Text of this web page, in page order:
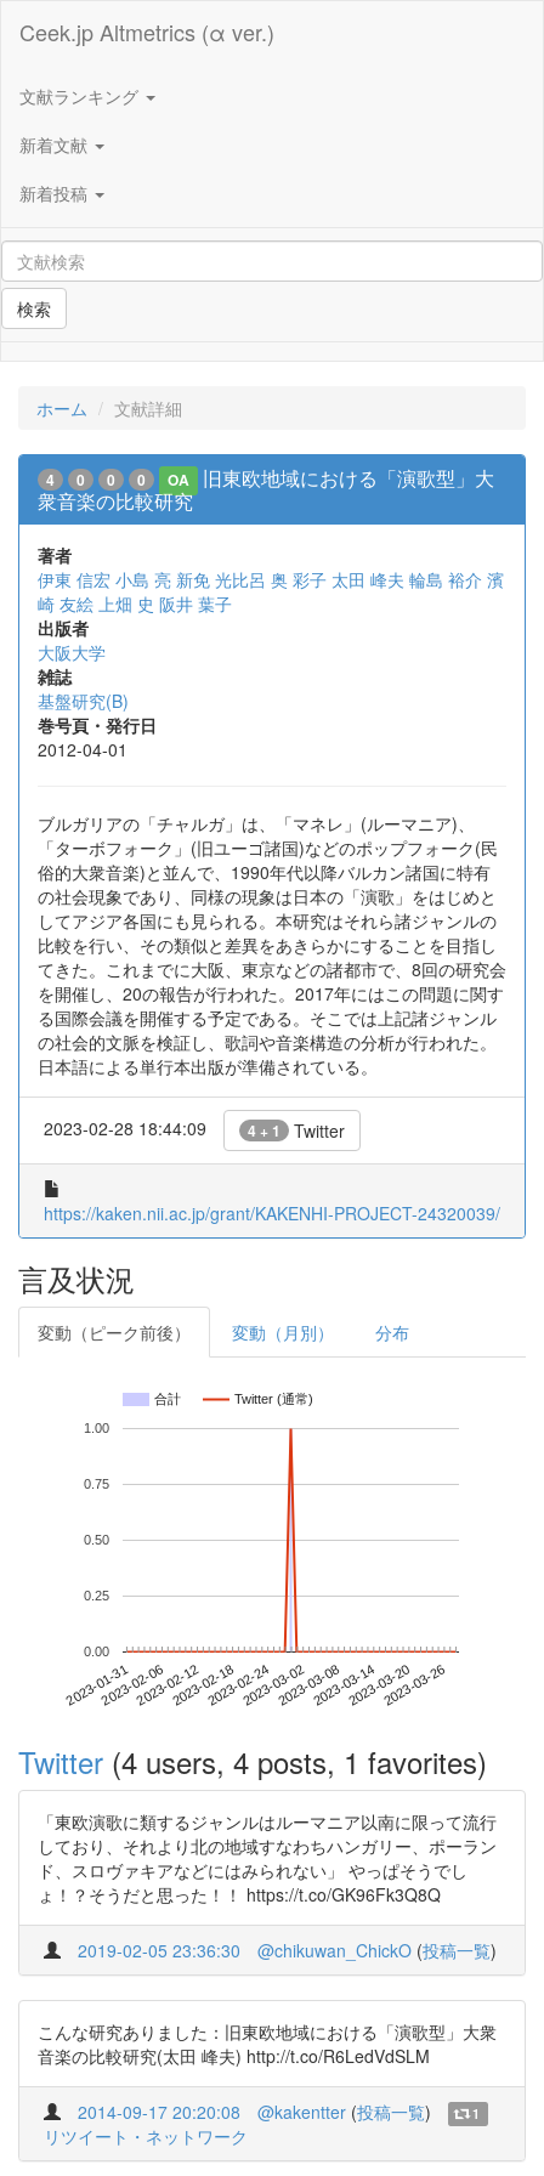
Ceek.jp Altmetrics (α ver.)
文献ランキング
新着文献
新着投稿
検索
ホーム 文献詳細
4 0 0 0 OA
旧東欧地域における「演歌型」大
衆音楽の比較研究
著者
伊東 信宏 小島 亮 新免 光比呂 奥 彩子 太田 峰夫 輪島 裕介 濱
崎 友絵 上畑 史 阪井 葉子
出版者
大阪大学
雑誌
基盤研究(B)
巻号頁・発行日
2012-04-01
ブルガリアの「チャルガ」は、「マネレ」(ルーマニア)、
「ターボフォーク」(旧ユーゴ諸国)などのポップフォーク(民
俗的大衆音楽)と並んで、1990年代以降バルカン諸国に特有
の社会現象であり、同様の現象は日本の「演歌」をはじめと
してアジア各国にも見られる。本研究はそれら諸ジャンルの
比較を行い、その類似と差異をあきらかにすることを目指し
てきた。これまでに大阪、東京などの諸都市で、8回の研究会
を開催し、20の報告が行われた。2017年にはこの問題に関す
る国際会議を開催する予定である。そこでは上記諸ジャンル
の社会的文脈を検証し、歌詞や音楽構造の分析が行われた。
日本語による単行本出版が準備されている。
2023-02-28 18:44:09 4 + 1 Twitter
https://kaken.nii.ac.jp/grant/KAKENHI-PROJECT-24320039/
言及状況
変動（ピーク前後） 変動（月別） 分布
合計 Twitter (通常)
2023-01-312023-02-062023-02-122023-02-182023-02-242023-03-022023-03-082023-03-142023-03-202023-03-26
0.00
0.25
0.50
0.75
1.00
Twitter (4 users, 4 posts, 1 favorites)
「東欧演歌に類するジャンルはルーマニア以南に限って流行
しており、それより北の地域すなわちハンガリー、ポーラン
ド、スロヴァキアなどにはみられない」 やっぱそうでし
ょ！？そうだと思った！！ https://t.co/GK96Fk3Q8Q
2019-02-05 23:36:30 @chikuwan_ChickO (投稿一覧)
こんな研究ありました：旧東欧地域における「演歌型」大衆
音楽の比較研究(太田 峰夫) http://t.co/R6LedVdSLM
2014-09-17 20:20:08 @kakentter (投稿一覧) 1
リツイート・ネットワーク